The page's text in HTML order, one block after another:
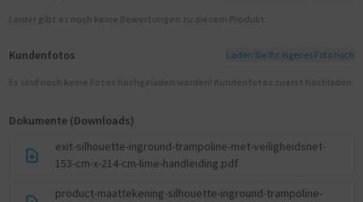
Leider gibt es noch keine Bewertungen zu diesem Produkt
Kundenfotos Laden Sie Ihr eigenes Foto hoch
Es sind noch keine Fotos hochgeladen worden! Kundenfotos zuerst hochladen
Dokumente (Downloads)
exit-silhouette-inground-trampoline-met-veiligheidsnet-
153-cm-x-214-cm-lime-handleiding.pdf
product-maattekening-silhouette-inground-trampoline-